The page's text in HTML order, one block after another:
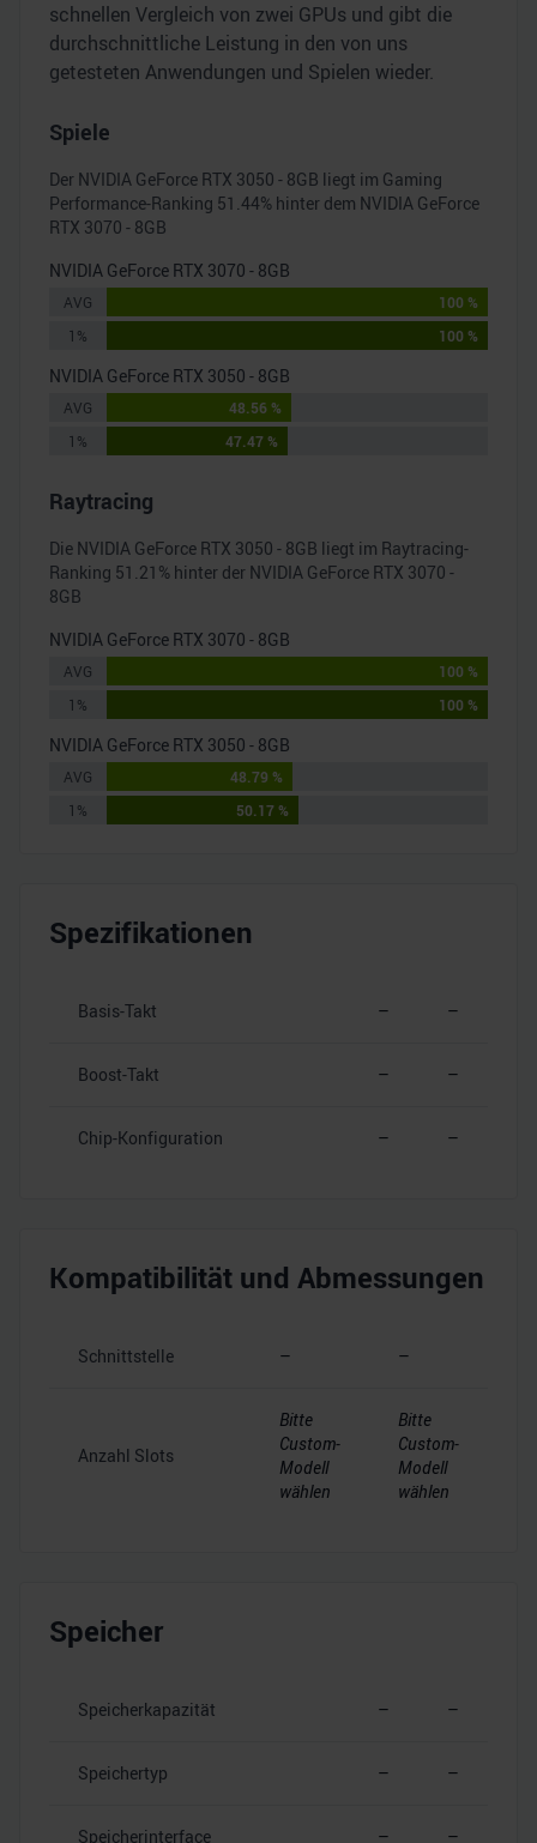
schnellen Vergleich von zwei GPUs und gibt die
durchschnittliche Leistung in den von uns
getesteten Anwendungen und Spielen wieder.
Spiele
Der NVIDIA GeForce RTX 3050 - 8GB liegt im Gaming
Performance-Ranking 51.44% hinter dem NVIDIA GeForce
RTX 3070 - 8GB
NVIDIA GeForce RTX 3070 - 8GB
AVG
100 %
1%
100 %
NVIDIA GeForce RTX 3050 - 8GB
AVG
48.56 %
1%
47.47 %
Raytracing
Die NVIDIA GeForce RTX 3050 - 8GB liegt im Raytracing-
Ranking 51.21 % hinter der NVIDIA GeForce RTX 3070 -
8GB
NVIDIA GeForce RTX 3070 - 8GB
AVG
100 %
1%
100 %
NVIDIA GeForce RTX 3050 - 8GB
AVG
48.79 %
1%
50.17 %
Spezifikationen
Basis-Takt – –
Boost-Takt – –
Chip-Konfiguration – –
Kompatibilität und Abmessungen
Schnittstelle – –
Anzahl Slots
Bitte
Custom-
Modell
wählen
Bitte
Custom-
Modell
wählen
Speicher
Speicherkapazität – –
Speichertyp – –
Speicherinterface – –